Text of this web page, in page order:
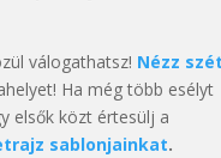
válogathatsz! Nézz
Ha még több esélyt
elsők közt értesülj a
sablonjainkat.